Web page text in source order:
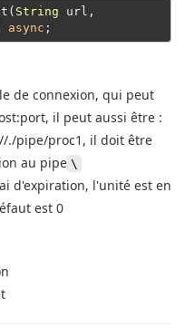
String url,
async
de connexion, qui peut
il peut aussi être :
./pipe/proc1, il doit être
au pipe \
d'expiration, l'unité est en
est 0